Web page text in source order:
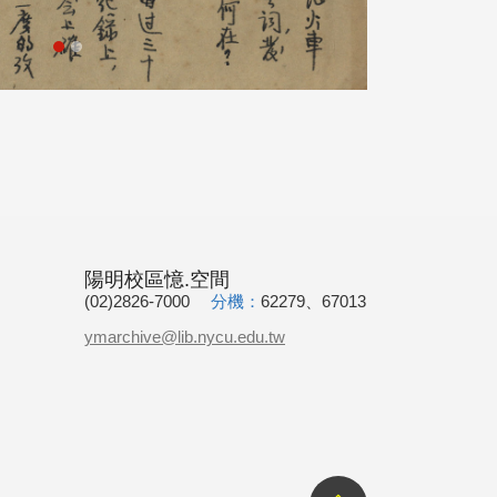
陽明校區憶.空間
(02)2826-7000 分機： 62279、67013
ymarchive@lib.nycu.edu.tw